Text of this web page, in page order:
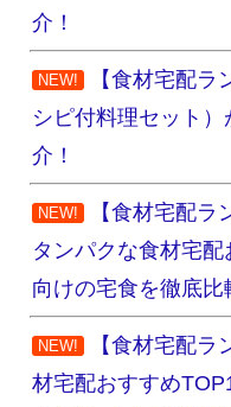
介！
NEW!
【食材宅配ラ
シピ付料理セット
介！
NEW!
【食材宅配ラ
タンパクな食材宅
向けの宅食を徹底比
NEW!
【食材宅配ラ
材宅配おすすめ